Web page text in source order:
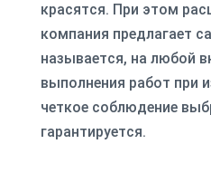
красятся. При этом
компания предлагает
называется, на любой
выполнения работ при
четкое соблюдение
гарантируется.